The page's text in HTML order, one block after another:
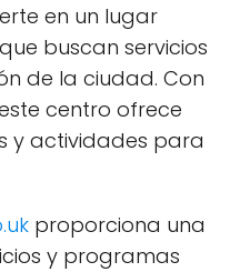
en un lugar
buscan servicios
de la ciudad. Con
centro ofrece
y actividades para
proporciona una
y programas